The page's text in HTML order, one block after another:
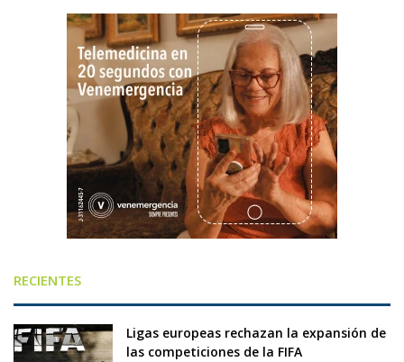
RECIENTES
Ligas europeas rechazan la expansión de
las competiciones de la FIFA